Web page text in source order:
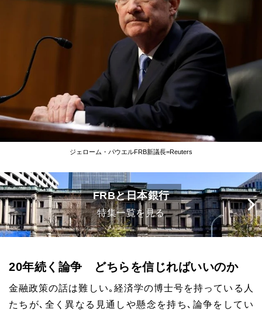
ジェローム・パウエルFRB新議長=Reuters
FRBと日本銀行
特集一覧を見る
20年続く論争 どちらを信じればいいのか
金融政策の話は難しい｡経済学の博士号を持っている人
たちが､全く異なる見通しや懸念を持ち､論争をしてい